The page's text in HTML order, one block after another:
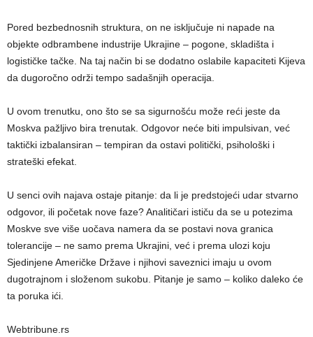
Pored bezbednosnih struktura, on ne isključuje ni napade na
objekte odbrambene industrije Ukrajine – pogone, skladišta i
logističke tačke. Na taj način bi se dodatno oslabile kapaciteti Kijeva
da dugoročno održi tempo sadašnjih operacija.
U ovom trenutku, ono što se sa sigurnošću može reći jeste da
Moskva pažljivo bira trenutak. Odgovor neće biti impulsivan, već
taktički izbalansiran – tempiran da ostavi politički, psihološki i
strateški efekat.
U senci ovih najava ostaje pitanje: da li je predstojeći udar stvarno
odgovor, ili početak nove faze? Analitičari ističu da se u potezima
Moskve sve više uočava namera da se postavi nova granica
tolerancije – ne samo prema Ukrajini, već i prema ulozi koju
Sjedinjene Američke Države i njihovi saveznici imaju u ovom
dugotrajnom i složenom sukobu. Pitanje je samo – koliko daleko će
ta poruka ići.
Webtribune.rs